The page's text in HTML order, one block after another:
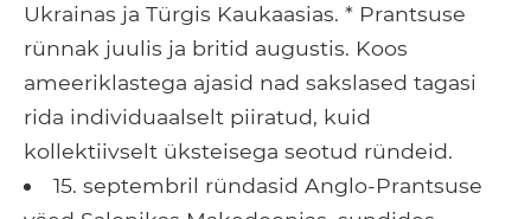
Ukrainas ja Türgis Kaukaasias. * Prantsuse
rünnak juulis ja britid augustis. Koos
ameeriklastega ajasid nad sakslased tagasi
rida individuaalselt piiratud, kuid
kollektiivselt üksteisega seotud ründeid.
15. septembril ründasid Anglo-Prantsuse